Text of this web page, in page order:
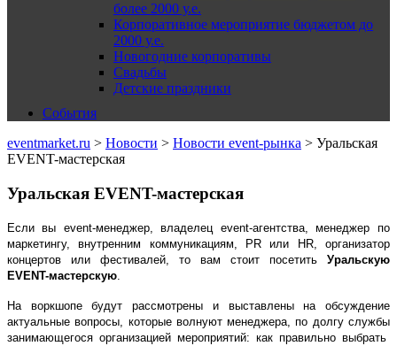
более 2000 у.е.
Корпоративное мероприятие бюджетом до
2000 у.е.
Новогодние корпоративы
Свадьбы
Детские праздники
События
eventmarket.ru > Новости > Новости event-рынка > Уральская
EVENT-мастерская
Уральская EVENT-мастерская
Если вы event-менеджер, владелец event-агентства, менеджер по
маркетингу, внутренним коммуникациям, PR или HR, организатор
концертов или фестивалей, то вам стоит посетить Уральскую
EVENT-мастерскую.
На воркшопе будут рассмотрены и выставлены на обсуждение
актуальные вопросы, которые волнуют менеджера, по долгу службы
занимающегося организацией мероприятий: как правильно выбрать